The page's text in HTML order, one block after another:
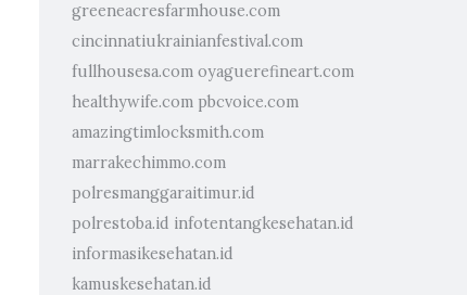
greeneacresfarmhouse.com
cincinnatiukrainianfestival.com
fullhousesa.com oyaguerefineart.com
healthywife.com pbcvoice.com
amazingtimlocksmith.com
marrakechimmo.com
polresmanggaraitimur.id
polrestoba.id infotentangkesehatan.id
informasikesehatan.id
kamuskesehatan.id